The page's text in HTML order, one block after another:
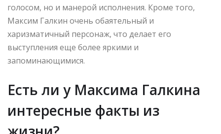
голосом, но и манерой исполнения. Кроме того,
Максим Галкин очень обаятельный и
харизматичный персонаж, что делает его
выступления еще более яркими и
запоминающимися.
Есть ли у Максима Галкина
интересные факты из